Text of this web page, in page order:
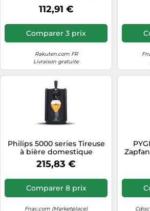
accessoires
112,91 €
Comparer 3 prix
Rakuten.com FR
Livraison gratuite
Philips 5000 series Tireuse
à bière domestique
PerfectDraft série 5000
215,83 €
Comparer 8 prix
Fnac.com (Marketplace)